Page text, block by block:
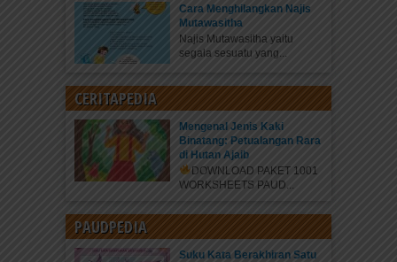
Cara Menghilangkan Najis
Mutawasitha
Najis Mutawasitha yaitu
segala sesuatu yang...
CERITAPEDIA
Mengenal Jenis Kaki
Binatang: Petualangan Rara
di Hutan Ajaib
DOWNLOAD PAKET 1001
WORKSHEETS PAUD...
PAUDPEDIA
Suku Kata Berakhiran Satu